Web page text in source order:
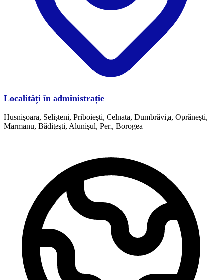
Localități în administrație
Husnişoara, Selişteni, Priboieşti, Celnata, Dumbrăviţa, Oprăneşti,
Marmanu, Bădiţeşti, Alunişul, Peri, Borogea